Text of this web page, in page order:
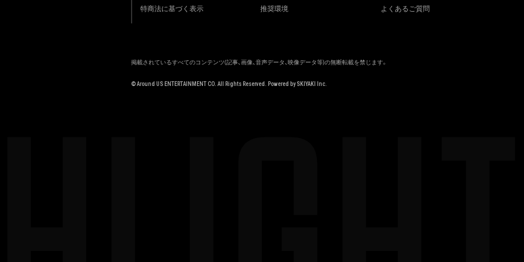
特商法に基づく表示 推奨環境 よくあるご質問
掲載されているすべてのコンテンツ(記事、画像、音声データ、映像データ等)の無断転載を禁じます。
© Around US ENTERTAINMENT CO. All Rights Reserved. Powered bySKIYAKI Inc.